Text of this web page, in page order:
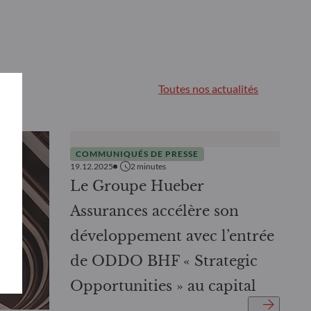
Toutes nos actualités
COMMUNIQUÉS DE PRESSE
19.12.2025
2 minutes
Le Groupe Hueber
Assurances accélère son
développement avec l’entrée
de ODDO BHF « Strategic
Opportunities » au capital